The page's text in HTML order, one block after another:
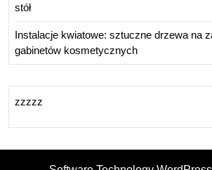
stół
Instalacje kwiatowe: sztuczne drzewa na
gabinetów kosmetycznych
zzzzz